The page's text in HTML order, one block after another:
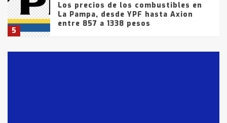
5
Los precios de los combustibles en
La Pampa, desde YPF hasta Axion
entre 857 a 1338 pesos